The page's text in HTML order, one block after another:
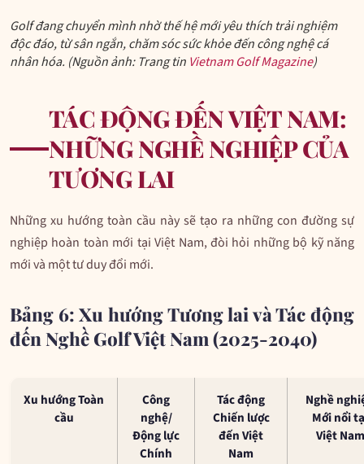
Golf đang chuyển mình nhờ thế hệ mới yêu thích trải nghiệm
độc đáo, từ sân ngắn, chăm sóc sức khỏe đến công nghệ cá
nhân hóa. (Nguồn ảnh: Trang tin Vietnam Golf Magazine)
TÁC ĐỘNG ĐẾN VIỆT NAM:
NHỮNG NGHỀ NGHIỆP CỦA
TƯƠNG LAI
Những xu hướng toàn cầu này sẽ tạo ra những con đường sự
nghiệp hoàn toàn mới tại Việt Nam, đòi hỏi những bộ kỹ năng
mới và một tư duy đổi mới.
Bảng 6: Xu hướng Tương lai và Tác động
đến Nghề Golf Việt Nam (2025-2040)
Xu hướng Toàn
cầu
Công
nghệ/
Động lực
Chính
Tác động
Chiến lược
đến Việt
Nam
Nghề
Mới nổi
Việt Nam